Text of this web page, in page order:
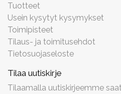
Tuotteet
Usein kysytyt kysymykset
Toimipisteet
Tilaus- ja toimitusehdot
Tietosuojaseloste
Tilaa uutiskirje
Tilaamalla uutiskirjeemme